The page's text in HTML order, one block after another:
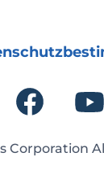
Corporation